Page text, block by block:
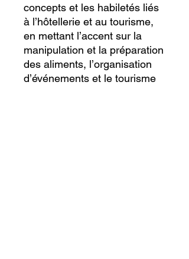
concepts et les habiletés liés
à l’hôtellerie et au tourisme,
en mettant l’accent sur la
manipulation et la préparation
des aliments, l’organisation
d’événements et le tourisme